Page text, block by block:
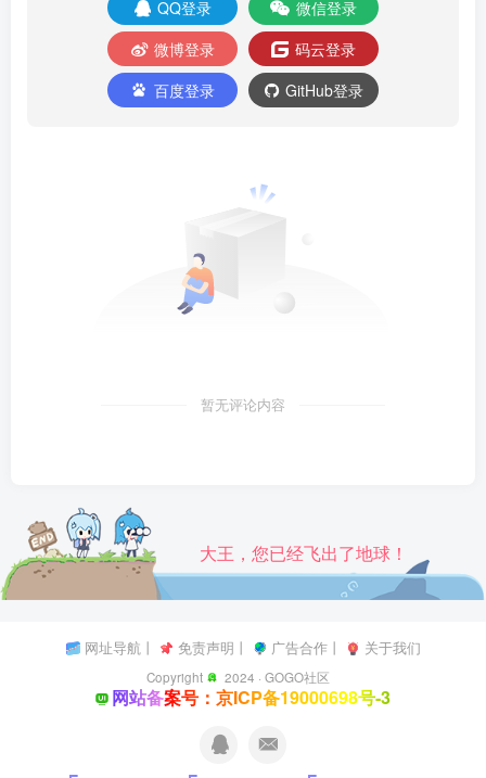
QQ登录
微信登录
微博登录
码云登录
百度登录
GitHub登录
暂无评论内容
大王，您已经飞出了地球！
网址导航 丨 免责声明 丨 广告合作丨 关于我们
Copyright 2024 ·GOGO社区
网站备案号：京ICP备19000698号-3